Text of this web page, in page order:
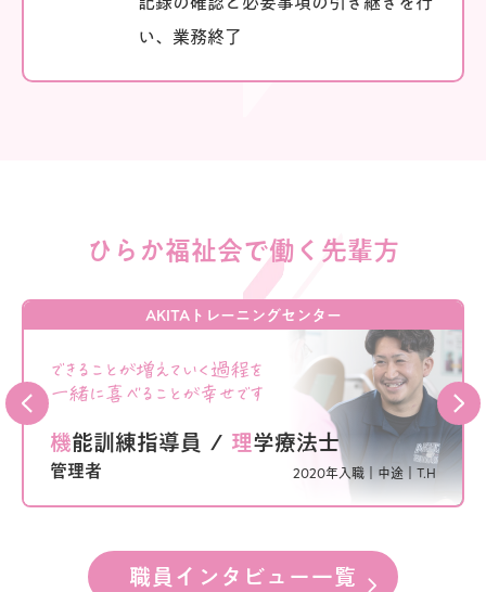
い、業務終了
ひらか福祉会で働く先輩方
AKITAトレーニングセンター
できることが増えていく過程を
一緒に喜べることが幸せです
機能訓練指導員 / 理学療法士
管理者 2020年入職｜ 中途｜ T.H
職員インタビュー一覧